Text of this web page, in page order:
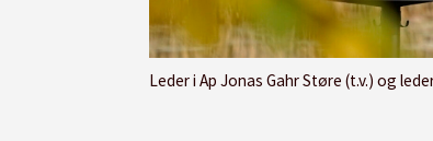
Leder i Ap Jonas Gahr Støre (t.v.) og